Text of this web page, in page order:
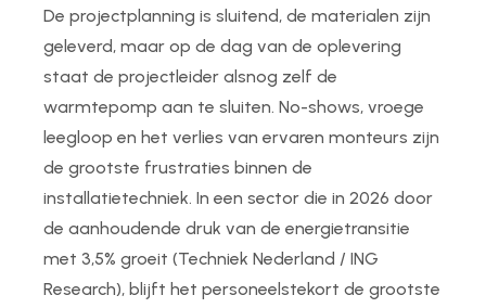
De projectplanning is sluitend, de materialen zijn
geleverd, maar op de dag van de oplevering
staat de projectleider alsnog zelf de
warmtepomp aan te sluiten. No-shows, vroege
leegloop en het verlies van ervaren monteurs zijn
de grootste frustraties binnen de
installatietechniek. In een sector die in 2026 door
de aanhoudende druk van de energietransitie
met 3,5% groeit (Techniek Nederland / ING
Research), blijft het personeelstekort de grootste